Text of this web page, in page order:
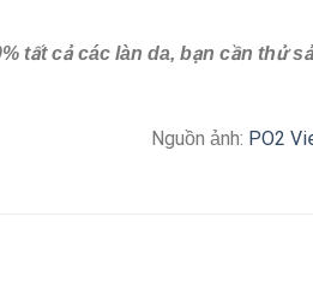
tất cả các làn da, bạn cần thử
Nguồn ảnh: PO2